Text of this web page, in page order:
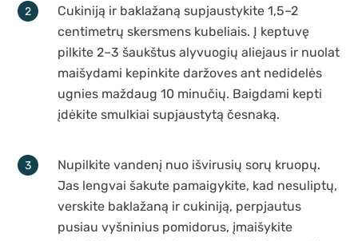
Cukiniją ir baklažaną supjaustykite 1,5–2
centimetrų skersmens kubeliais. Į keptuvę
pilkite 2–3 šaukštus alyvuogių aliejaus ir nuolat
maišydami kepinkite daržoves ant nedidelės
ugnies maždaug 10 minučių. Baigdami kepti
įdėkite smulkiai supjaustytą česnaką.
Nupilkite vandenį nuo išvirusių sorų kruopų.
Jas lengvai šakute pamaigykite, kad nesuliptų,
verskite baklažaną ir cukiniją, perpjautus
pusiau vyšninius pomidorus, įmaišykite